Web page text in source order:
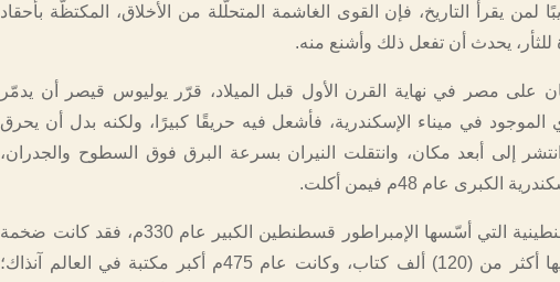
لمن يقرأ التاريخ، فإن القوى الغاشمة المتحلّلة من الأخلاق، المكتظّة بأحقاد
للثأر، يحدث أن تفعل ذلك وأشنع منه.
على مصر في نهاية القرن الأول قبل الميلاد، قرّر يوليوس قيصر أن يدمّر
الموجود في ميناء الإسكندرية، فأشعل فيه حريقًا كبيرًا، ولكنه بدل أن يحرق
إلى أبعد مكان، وانتقلت النيران بسرعة البرق فوق السطوح والجدران،
الكبرى عام 48م فيمن أكلت.
أما مكتبة القسطنطينية التي أسّسها الإمبراطور قسطنطين الكبير عام 330م، فقد كانت ضخمة
وغنية بالكتب، فيها أكثر من (120) ألف كتاب، وكانت عام 475م أكبر مكتبة في العالم آنذاك؛